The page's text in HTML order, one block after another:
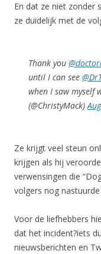
En dat ze niet zonder
ze duidelijk met de
Thank you
until I can see
when I saw myself
(@ChristyMack)
Ze krijgt veel steun
krijgen als hij
verwensingen die
volgers nog
Voor de liefhebbers
dat het incident?iets
nieuwsberichten en